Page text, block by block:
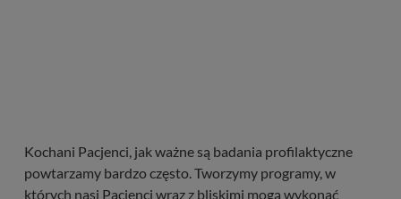
Kochani Pacjenci, jak ważne są badania profilaktyczne
powtarzamy bardzo często. Tworzymy programy, w
których nasi Pacjenci wraz z bliskimi mogą wykonać